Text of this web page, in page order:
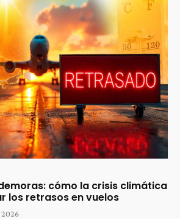
cómo la crisis climática
los retrasos en vuelos
2026